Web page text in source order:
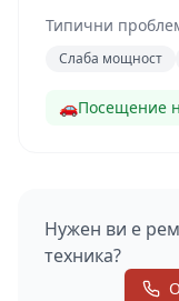
Типични
Слаба мощност
🚗Посещение
Нужен ви е
техника?